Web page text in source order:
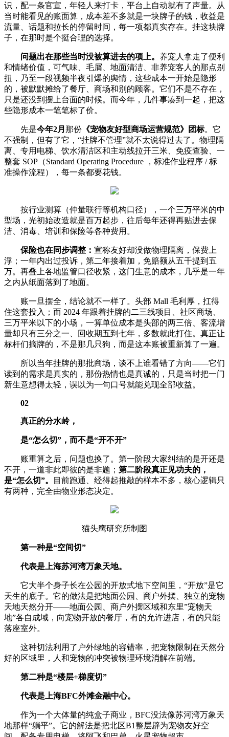
识，配一条官宣，年轻人来打卡，平台上自动就有了声量。从
当时能看见的账面算，成本差不多就是一块牌子的钱，收益是
流量、话题和拉长的停留时间，每一项都真实存在。挂这块牌
子，在那时是个挺合理的选择。
问题出在那些当时没被算进去的项上。 养宠人拿走了便利
和情绪价值，可气味、毛屑、地面清洁、非养宠客人的那点别
扭，乃至一段视频半夜引爆的舆情，这些成本一开始是隐形
的，被默默摊给了餐厅、商场和别的顾客。它们不是不存在，
只是还没到摆上台面的时候。而今年，几件事凑到一起，把这
些隐形成本一笔笔标了价。
先是今年2月 那份 《宠物友好型商场运营规范》团标。它
不强制，但有了它，“挂牌不管理”就不太说得过去了。物理隔
离、专用电梯、饮水清洁区和主动线拉开三米、免疫查验、一
整套 SOP（Standard Operating Procedure ，标准作业程序 / 标
准操作流程），每一条都要花钱。
按行业测算（仲量联行等机构口径），一个三万平米的中
型场，光初始改造就是百万起步，往后每年还得再贴进去保
洁、消毒、培训和保险等各种费用。
保险也在同步调整： 宣称友好却没做物理隔离，保费上
浮；一年内出过投诉，第二年接着加，免赔额从五千提到五
万。再叠上各地监管口径收紧，这门生意的成本，几乎是一年
之内从纸面落到了地面。
账一旦摆全，结论就不一样了。头部 Mall 毛利厚，扛得
住这套投入；而 2024 年跟着挂牌的二三线项目、社区商场、
三万平米以下的小场，一算单位成本是头部的两三倍、客流增
量却只有三分之一、回收期五到七年，多数就此打住。真正让
标杆们摘牌的，不是那几只狗，而是这本账被重新算了一遍。
所以当年挂牌的那批商场，谈不上谁看错了方向——它们
读到的需求是真实的，那份热情也是真诚的，只是当时把一门
新生意想得太轻，误以为一句口号就能兑现全部收益。
02
真正的分水岭，
是“怎么切”，而不是“开不开”
账重算之后，问题也换了。第一阶段大家纠结的是开还是
不开，一道非此即彼的是非题； 第二阶段真正见功夫的，
是“怎么切”。
目前跑通、经得起推敲的样本不多，核心逻辑只
有两种，完全由物业形态决定。
猫头鹰研究所制图
第一种是“空间切”
代表是上海苏河湾万象天地。
它大半个身子长在公园的开放式地下空间里，“开放”是它
天生的底子。它的做法是把地面公园、商户外摆、独立的宠物
天地天然分开——地面公园、商户外摆区域和东里”宠物天
地”各自成域，向宠物开放的餐厅，有的允许进店，有的只能
落座室外。
这种切法利用了户外绿地的容错率，把宠物限制在天然分
好的区域里，人和宠物的冲突被物理环境消解在前端。
第二种是“楼层+梯度切”
代表是上海BFC外滩金融中心。
作为一个大体量的纯盒子商业，BFC没法像苏河湾万象天
地那样“躺平”。它的解法是把北区B1整层辟为宠物友好空